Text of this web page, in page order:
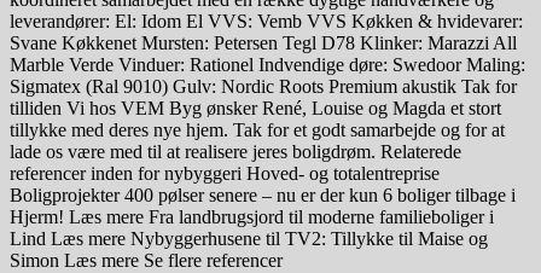
leverandører: El: Idom El VVS: Vemb VVS Køkken & hvidevarer:
Svane Køkkenet Mursten: Petersen Tegl D78 Klinker: Marazzi All
Marble Verde Vinduer: Rationel Indvendige døre: Swedoor Maling:
Sigmatex (Ral 9010) Gulv: Nordic Roots Premium akustik Tak for
tilliden Vi hos VEM Byg ønsker René, Louise og Magda et stort
tillykke med deres nye hjem. Tak for et godt samarbejde og for at
lade os være med til at realisere jeres boligdrøm. Relaterede
referencer inden for nybyggeri Hoved- og totalentreprise
Boligprojekter 400 pølser senere – nu er der kun 6 boliger tilbage i
Hjerm! Læs mere Fra landbrugsjord til moderne familieboliger i
Lind Læs mere Nybyggerhusene til TV2: Tillykke til Maise og
Simon Læs mere Se flere referencer